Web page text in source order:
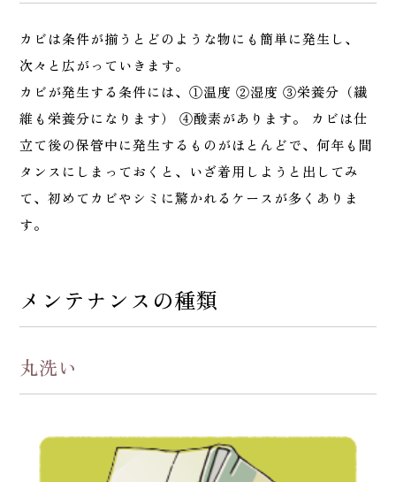
カビは条件が揃うとどのような物にも簡単に発生し、
次々と広がっていきます。
カビが発生する条件には、①温度 ②湿度 ③栄養分（繊
維も栄養分になります） ④酸素があります。 カビは仕
立て後の保管中に発生するものがほとんどで、何年も間
タンスにしまっておくと、いざ着用しようと出してみ
て、初めてカビやシミに驚かれるケースが多くありま
す。
メンテナンスの種類
丸洗い